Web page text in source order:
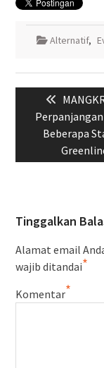
Alternatif,
Previous
post:
Beberapa
Tinggalkan
Alamat email
wajib ditandai*
Komentar*